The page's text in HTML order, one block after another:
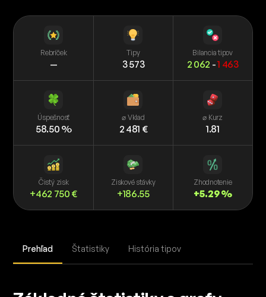
Rebríček
—
Tipy
3 573
Bilancia tipov
2 062 -1 463
Úspešnosť
58.50 %
⌀ Vklad
2 481 €
⌀ Kurz
1.81
Čistý zisk
+462 750 €
Ziskové stávky
+186.55
Zhodnotenie
+5.29 %
Prehľad Štatistiky História tipov